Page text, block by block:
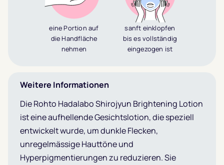
eine Portion auf
die Handfläche
nehmen
sanft einklopfen
bis es vollständig
eingezogen ist
Weitere Informationen
Die Rohto Hadalabo Shirojyun Brightening Lotion
ist eine aufhellende Gesichtslotion, die speziell
entwickelt wurde, um dunkle Flecken,
unregelmässige Hauttöne und
Hyperpigmentierungen zu reduzieren. Sie